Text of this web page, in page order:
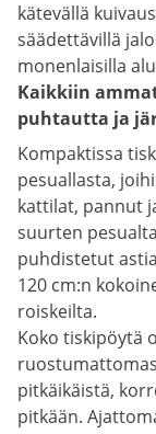
kätevällä
säädettävillä
monenlaisilla
Kaikkiin
puhtautta ja
Kompaktissa
pesuallasta,
kattilat, pannut
suurten
puhdistetut
120 cm:n
roiskeilta.
Koko tiskipöytä
pitkäikäistä,
pitkään.